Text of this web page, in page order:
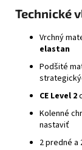
Technické
Vrchný
elastan
Podšité
CE Level 2
Kolenné
nastaviť
2 predné a